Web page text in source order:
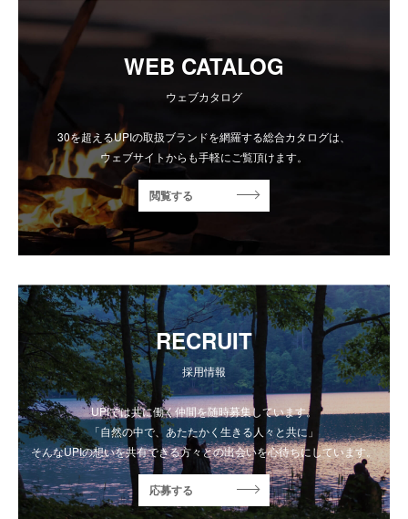
WEB CATALOG
ウェブカタログ
30を超えるUPIの取扱ブランドを網羅する総合カタログは、
ウェブサイトからも手軽にご覧頂けます。
閲覧する
RECRUIT
採用情報
UPIでは共に働く仲間を随時募集しています。
「自然の中で、あたたかく生きる人々と共に」
そんなUPIの想いを共有できる方々との出会いを心待ちにしています。
応募する